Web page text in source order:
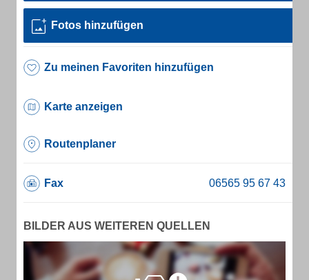
Fotos hinzufügen
Zu meinen Favoriten hinzufügen
Karte anzeigen
Routenplaner
Fax
BILDER AUS WEITEREN QUELLEN